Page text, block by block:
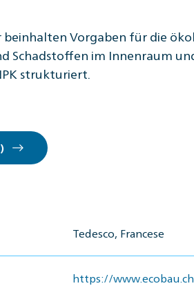
Vorgaben für die
Schadstoffen im Innenraum
strukturiert.
Tedesco, Francese
https://